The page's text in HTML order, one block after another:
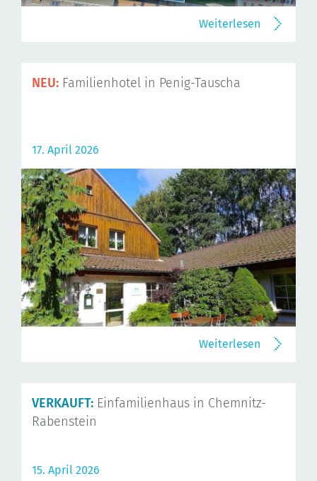
Weiterlesen
NEU: Familienhotel in Penig-Tauscha
17. April 2026
Weiterlesen
VERKAUFT: Einfamilienhaus in Chemnitz-
Rabenstein
15. April 2026